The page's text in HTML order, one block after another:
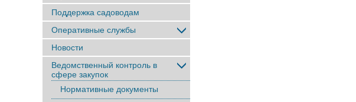
Поддержка садоводам
Оперативные службы
Новости
Ведомственный контроль в
сфере закупок
Нормативные документы